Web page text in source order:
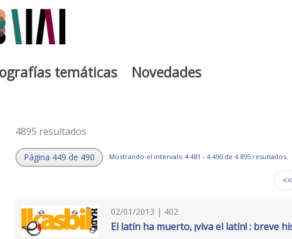
temáticas Novedades
4895 resultados
Página 449 de 490 Mostrando el intervalo 4.481 - 4.490 de 4.895 resultados.
02/01/2013 | 402
El latín ha muerto, ¡viva el latín! : breve